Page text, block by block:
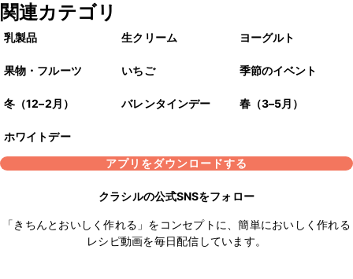
関連カテゴリ
乳製品 生クリーム ヨーグルト
果物・フルーツ いちご 季節のイベント
冬（12–2月） バレンタインデー 春（3–5月）
ホワイトデー
アプリをダウンロードする
クラシルの公式SNSをフォロー
「きちんとおいしく作れる」をコンセプトに、簡単においしく作れる
レシピ動画を毎日配信しています。